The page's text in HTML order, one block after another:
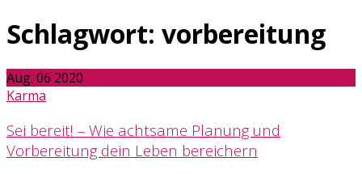
Schlagwort: vorbereitung
Aug. 06 2020
Karma
Sei bereit! – Wie achtsame Planung und
Vorbereitung dein Leben bereichern